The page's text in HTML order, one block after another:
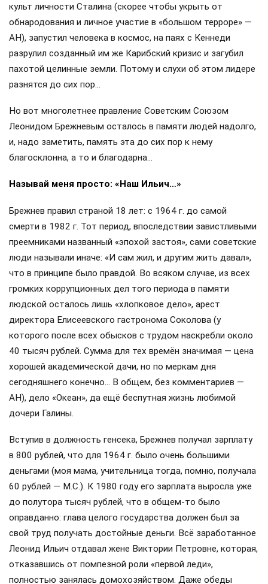
культ личности Сталина (скорее чтобы укрыть от
обнародования и личное участие в «большом терроре» —
АН), запустил человека в космос, на паях с Кеннеди
разрулил созданный им же Карибский кризис и загубил
пахотой целинные земли. Потому и слухи об этом лидере
разнятся до сих пор…
Но вот многолетнее правление Советским Союзом
Леонидом Брежневым осталось в памяти людей надолго,
и, надо заметить, память эта до сих пор к нему
благосклонна, а то и благодарна…
Называй меня просто: «Наш Ильич…»
Брежнев правил страной 18 лет: с 1964 г. до самой
смерти в 1982 г. Тот период, впоследствии завистливыми
преемниками названный «эпохой застоя», сами советские
люди называли иначе: «И сам жил, и другим жить давал»,
что в принципе было правдой. Во всяком случае, из всех
громких коррупционных дел того периода в памяти
людской осталось лишь «хлопковое дело», арест
директора Елисеевского гастронома Соколова (у
которого после всех обысков с трудом наскребли около
40 тысяч рублей. Сумма для тех времён значимая — цена
хорошей академической дачи, но по меркам дня
сегодняшнего конечно… В общем, без комментариев —
АН), дело «Океан», да ещё беспутная жизнь любимой
дочери Галины.
Вступив в должность генсека, Брежнев получал зарплату
в 800 рублей, что для 1964 г. было очень большими
деньгами (моя мама, учительница тогда, помню, получала
60 рублей — М.С.). К 1980 году его зарплата выросла уже
до полутора тысяч рублей, что в общем-то было
оправданно: глава целого государства должен был за
свой труд получать достойные деньги. Всё заработанное
Леонид Ильич отдавал жене Виктории Петровне, которая,
отказавшись от помпезной роли «первой леди»,
полностью занялась домохозяйством. Даже обеды